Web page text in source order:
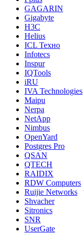
GAGARIN
Gigabyte
H3C
Helius
ICL Техно
Infotecs
Inspur
IQTools
iRU
IVA Technologies
Maipu
Nerpa
NetApp
Nimbus
OpenYard
Postgres Pro
QSAN
QTECH
RAIDIX
RDW Computers
Ruijie Networks
Shvacher
Sitronics
SNR
UserGate